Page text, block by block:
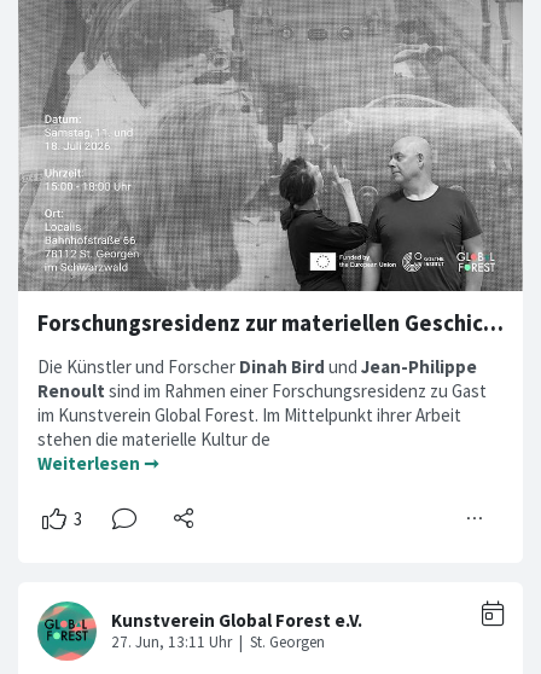
Forschungsresidenz zur materiellen Geschichte der Tonaufzeichnung
Die Künstler und Forscher Dinah Bird und Jean-Philippe
Renoult sind im Rahmen einer Forschungsresidenz zu Gast
im Kunstverein Global Forest. Im Mittelpunkt ihrer Arbeit
stehen die materielle Kultur de
Weiterlesen ➞